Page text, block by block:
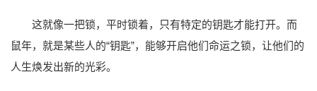
这就像一把锁，平时锁着，只有特定的钥匙才能打开。而
鼠年，就是某些人的“钥匙”，能够开启他们命运之锁，让他们的
人生焕发出新的光彩。